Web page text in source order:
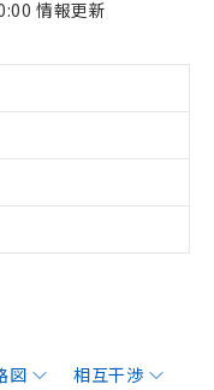
情報更新
図
相互干渉